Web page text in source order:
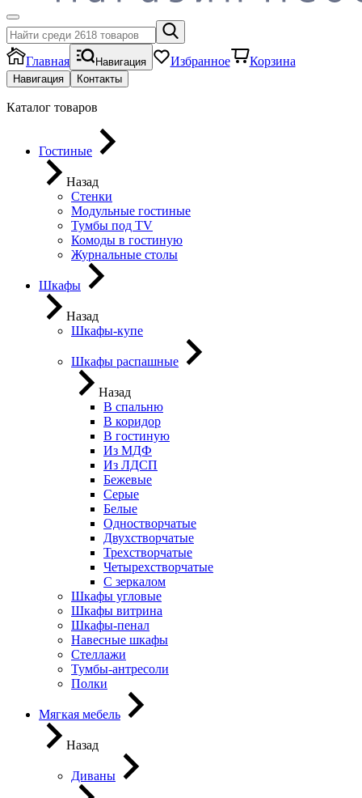
Главная Навигация Избранное Корзина
Навигация Контакты
Каталог товаров
Гостиные
Назад
Стенки
Модульные гостиные
Тумбы под ТV
Комоды в гостиную
Журнальные столы
Шкафы
Назад
Шкафы-купе
Шкафы распашные
Назад
В спальню
В коридор
В гостиную
Из МДФ
Из ЛДСП
Бежевые
Серые
Белые
Одностворчатые
Двухстворчатые
Трехстворчатые
Четырехстворчатые
С зеркалом
Шкафы угловые
Шкафы витрина
Шкафы-пенал
Навесные шкафы
Стеллажи
Тумбы-антресоли
Полки
Мягкая мебель
Назад
Диваны